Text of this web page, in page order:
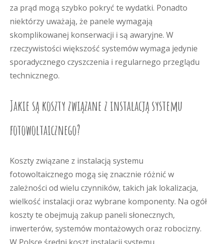
za prąd mogą szybko pokryć te wydatki. Ponadto
niektórzy uważają, że panele wymagają
skomplikowanej konserwacji i są awaryjne. W
rzeczywistości większość systemów wymaga jedynie
sporadycznego czyszczenia i regularnego przeglądu
technicznego.
Jakie są koszty związane z instalacją systemu
fotowoltaicznego?
Koszty związane z instalacją systemu
fotowoltaicznego mogą się znacznie różnić w
zależności od wielu czynników, takich jak lokalizacja,
wielkość instalacji oraz wybrane komponenty. Na ogół
koszty te obejmują zakup paneli słonecznych,
inwerterów, systemów montażowych oraz robocizny.